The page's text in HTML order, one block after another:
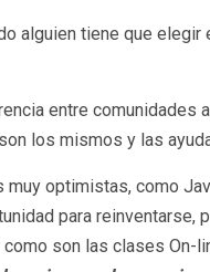
alguien tiene que
entre comunidades
los mismos y las
muy optimistas, como
para reinventarse,
son las clases On-